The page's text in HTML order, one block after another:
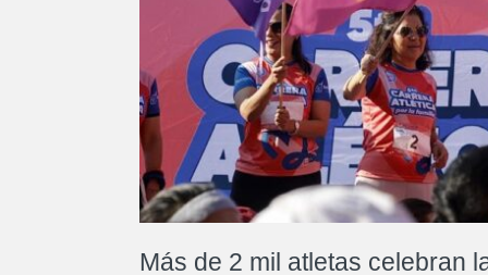
Más de 2 mil atletas celebran